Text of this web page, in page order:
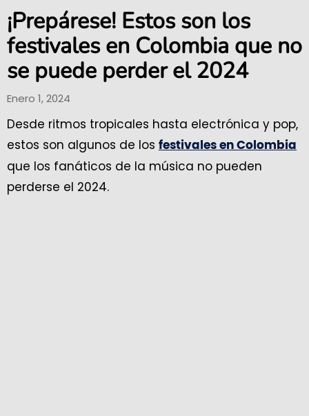
¡Prepárese! Estos son los
festivales en Colombia que no
se puede perder el 2024
Enero 1, 2024
Desde ritmos tropicales hasta electrónica y pop,
estos son algunos de los festivales en Colombia
que los fanáticos de la música no pueden
perderse el 2024.